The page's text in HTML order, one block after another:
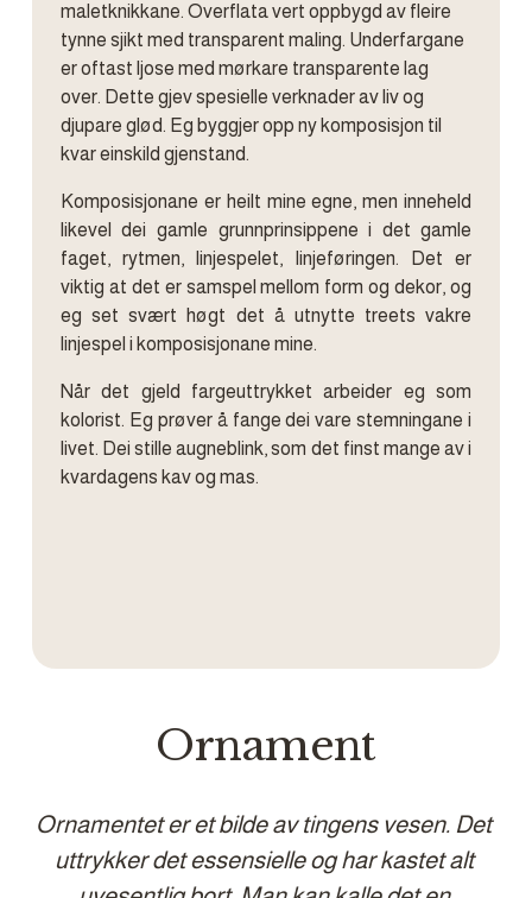
maletknikkane. Overflata vert oppbygd av fleire
tynne sjikt med transparent maling. Underfargane
er oftast ljose med mørkare transparente lag
over. Dette gjev spesielle verknader av liv og
djupare glød. Eg byggjer opp ny komposisjon til
kvar einskild gjenstand.
Komposisjonane er heilt mine egne, men inneheld
likevel dei gamle grunnprinsippene i det gamle
faget, rytmen, linjespelet, linjeføringen. Det er
viktig at det er samspel mellom form og dekor, og
eg set svært høgt det å utnytte treets vakre
linjespel i komposisjonane mine.
Når det gjeld fargeuttrykket arbeider eg som
kolorist. Eg prøver å fange dei vare stemningane i
livet. Dei stille augneblink, som det finst mange av i
kvardagens kav og mas.
Ornament
Ornamentet er et bilde av tingens vesen. Det
uttrykker det essensielle og har kastet alt